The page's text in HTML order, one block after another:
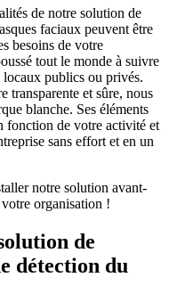
de notre solution de
faciaux peuvent être
besoins de votre
tout le monde à suivre
locaux publics ou privés.
transparente et sûre, nous
blanche. Ses éléments
fonction de votre activité et
sans effort et en un
notre solution avant-
organisation !
de
détection du